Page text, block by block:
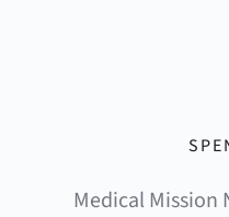
Medical Mission